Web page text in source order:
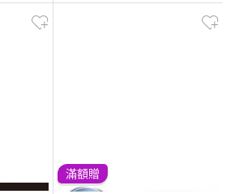
滿額贈